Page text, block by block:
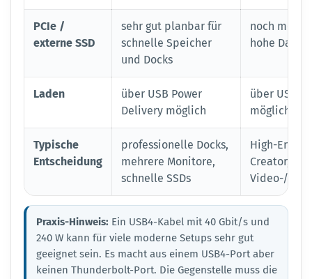
PCIe /
externe SSD
sehr gut planbar für
schnelle Speicher
und Docks
noch mehr
hohe
Laden
über USB Power
Delivery möglich
über USB
möglich
Typische
Entscheidung
professionelle Docks,
mehrere Monitore,
schnelle SSDs
High-End-
Creator,
Video-/
Praxis-Hinweis: Ein USB4-Kabel mit 40 Gbit/s und
240 W kann für viele moderne Setups sehr gut
geeignet sein. Es macht aus einem USB4-Port aber
keinen Thunderbolt-Port. Die Gegenstelle muss die